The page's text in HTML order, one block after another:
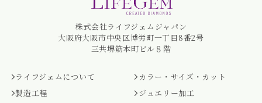
株式会社ライフジェムジャパン
大阪府大阪市中央区博労町一丁目8番2号
三共堺筋本町ビル８階
ライフジェムについて
製造工程
カラー・サイズ・カット
ジュエリー加工